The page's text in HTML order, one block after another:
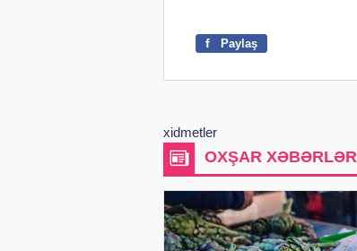
f Paylaş
xidmetler
OXŞAR XƏBƏRLƏR